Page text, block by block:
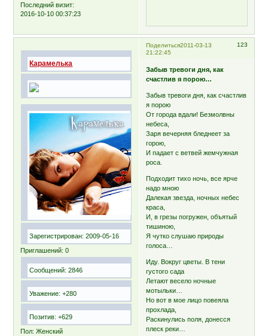
Последний визит:
2016-10-10 00:37:23
Поделиться 123
2011-03-13
21:22:45
Карамелька
Зарегистрирован: 2009-05-16
Приглашений: 0
Сообщений: 2846
Уважение: +280
Позитив: +629
Пол: Женский
Забыв тревоги дня, как
счастлив я порою…
Забыв тревоги дня, как счастлив
я порою
От города вдали! Безмолвны
небеса,
Заря вечерняя бледнеет за
горою,
И падает с ветвей жемчужная
роса.
Подходит тихо ночь, все ярче
надо мною
Далекая звезда, ночных небес
краса,
И, в грезы погружен, объятый
тишиною,
Я чутко слушаю природы
голоса…
Иду. Вокруг цветы. В тени
густого сада
Летают весело ночные
мотыльки…
Но вот в мое лицо повеяла
прохлада,
Раскинулись поля, донесся
плеск реки…